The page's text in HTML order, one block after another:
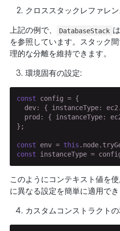
クロススタックレファレン
上記の例で、 DatabaseStack は
を参照しています。スタック
理的な分離を維持できます。
環境固有の設定:
const config = {
dev: { instanceType:
prod: { instanceType:
};
const env = this
const instanceType =
このようにコンテキスト値を
に異なる設定を簡単に適用でき
カスタムコンストラクト